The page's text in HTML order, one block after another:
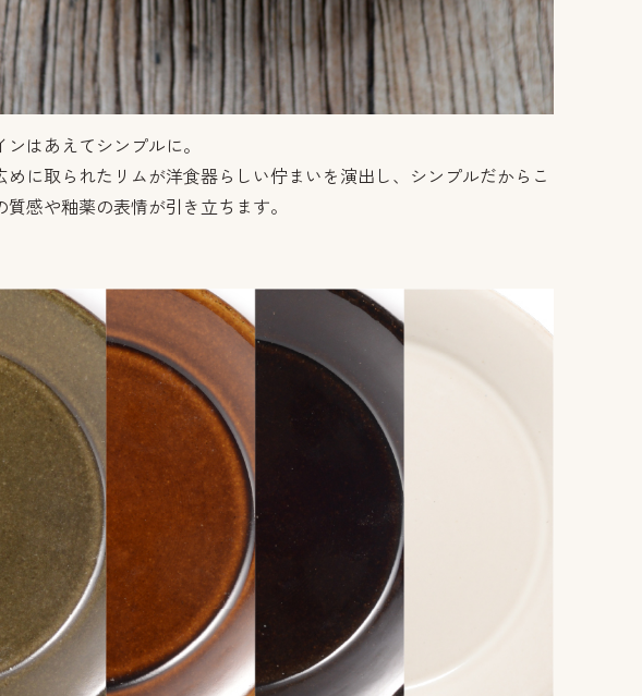
ンはあえてシンプルに。
めに取られたリムが洋食器らしい佇まいを演出し、シンプルだからこ
質感や釉薬の表情が引き立ちます。